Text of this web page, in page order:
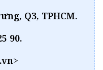
Q3, TPHCM.
90.
>